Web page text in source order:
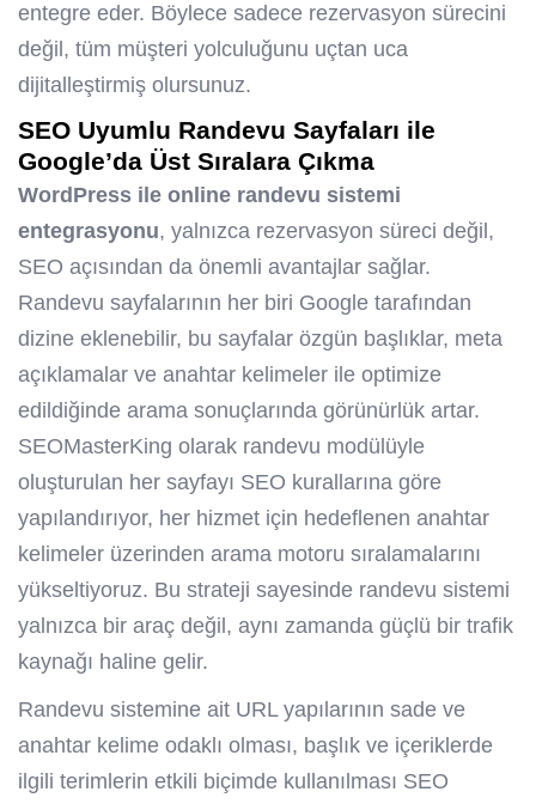
entegre eder. Böylece sadece rezervasyon sürecini
değil, tüm müşteri yolculuğunu uçtan uca
dijitalleştirmiş olursunuz.
SEO Uyumlu Randevu Sayfaları ile
Google’da Üst Sıralara Çıkma
WordPress ile online randevu sistemi
entegrasyonu, yalnızca rezervasyon süreci değil,
SEO açısından da önemli avantajlar sağlar.
Randevu sayfalarının her biri Google tarafından
dizine eklenebilir, bu sayfalar özgün başlıklar, meta
açıklamalar ve anahtar kelimeler ile optimize
edildiğinde arama sonuçlarında görünürlük artar.
SEOMasterKing olarak randevu modülüyle
oluşturulan her sayfayı SEO kurallarına göre
yapılandırıyor, her hizmet için hedeflenen anahtar
kelimeler üzerinden arama motoru sıralamalarını
yükseltiyoruz. Bu strateji sayesinde randevu sistemi
yalnızca bir araç değil, aynı zamanda güçlü bir trafik
kaynağı haline gelir.
Randevu sistemine ait URL yapılarının sade ve
anahtar kelime odaklı olması, başlık ve içeriklerde
ilgili terimlerin etkili biçimde kullanılması SEO